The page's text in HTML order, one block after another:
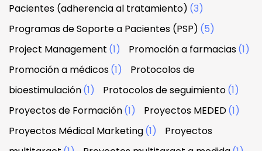
Pacientes (adherencia al tratamiento) (3)
Programas de Soporte a Pacientes (PSP) (5)
Project Management (1) Promoción a farmacias(1)
Promoción a médicos(1)
Protocolos de
bioestimulación(1) Protocolos de seguimiento(1)
Proyectos de Formación(1) Proyectos MEDED(1)
Proyectos Médical Marketing(1)
Proyectos